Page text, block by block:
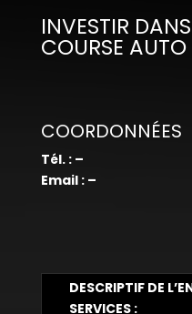
INVESTIR
COURSE
COORDONNÉES
Tél. : –
Email : –
DESCRIPTIF DE
SERVICES :